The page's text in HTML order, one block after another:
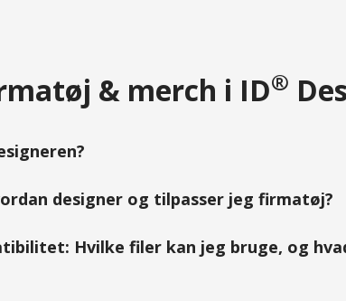
& merch i ID®
designer og tilpasser jeg firmatøj?
Hvilke filer kan jeg bruge, og